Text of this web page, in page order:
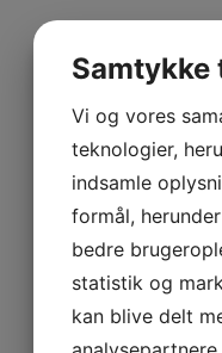
Vi og vores
teknologier,
indsamle
formål,
bedre
statistik og
kan blive delt